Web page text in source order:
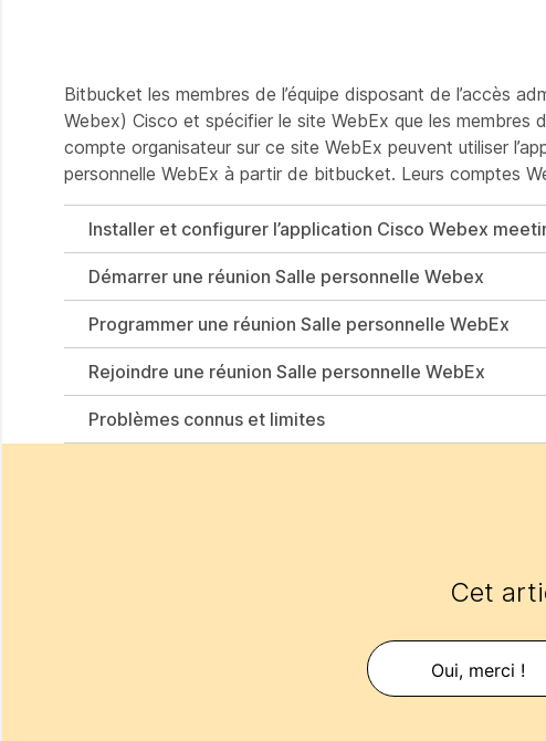
Bitbucket les membres de l’équipe disposant de l’accès
Webex) Cisco et spécifier le site WebEx que les membres
compte organisateur sur ce site WebEx peuvent utiliser
personnelle WebEx à partir de bitbucket. Leurs comptes
Installer et configurer l’application Cisco Webex
Démarrer une réunion Salle personnelle Webex
Programmer une réunion Salle personnelle WebEx
Rejoindre une réunion Salle personnelle WebEx
Problèmes connus et limites
Cet
Oui, merci !